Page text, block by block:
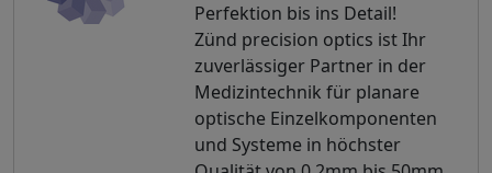
Perfektion bis ins Detail!
Zünd precision optics ist Ihr
zuverlässiger Partner in der
Medizintechnik für planare
optische Einzelkomponenten
und Systeme in höchster